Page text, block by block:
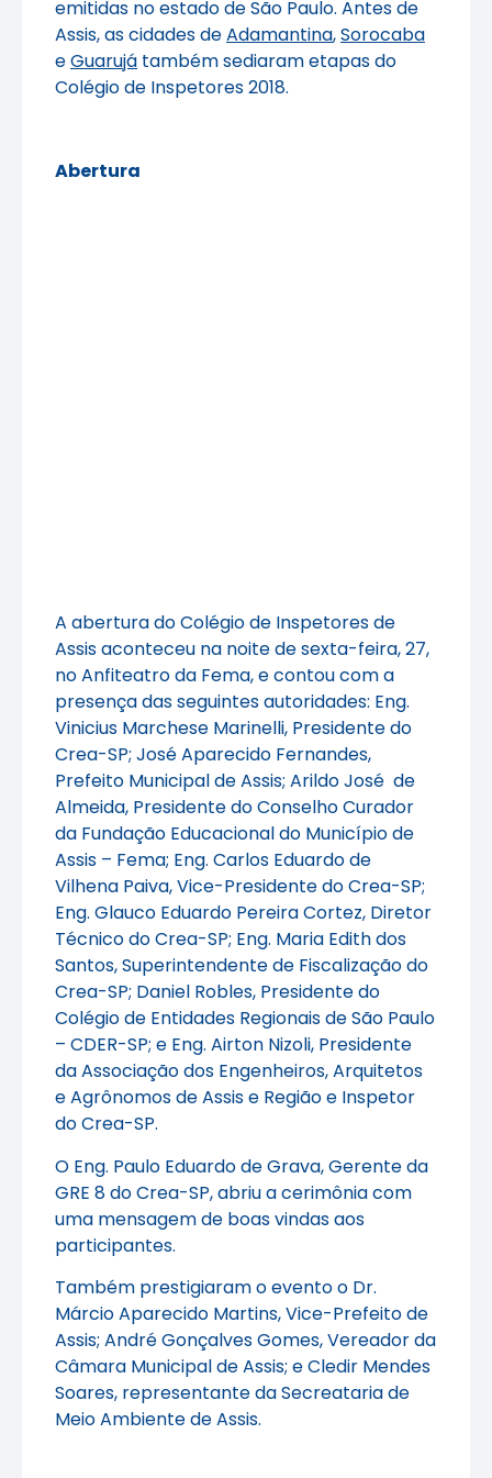
emitidas no estado de São Paulo. Antes de
Assis, as cidades deAdamantina,Sorocaba
eGuarujá também sediaram etapas do
Colégio de Inspetores 2018.
Abertura
A abertura do Colégio de Inspetores de
Assis aconteceu na noite de sexta-feira, 27,
no Anfiteatro da Fema, e contou com a
presença das seguintes autoridades: Eng.
Vinicius Marchese Marinelli, Presidente do
Crea-SP; José Aparecido Fernandes,
Prefeito Municipal de Assis; Arildo José de
Almeida, Presidente do Conselho Curador
da Fundação Educacional do Município de
Assis – Fema; Eng. Carlos Eduardo de
Vilhena Paiva, Vice-Presidente do Crea-SP;
Eng. Glauco Eduardo Pereira Cortez, Diretor
Técnico do Crea-SP; Eng. Maria Edith dos
Santos, Superintendente de Fiscalização do
Crea-SP; Daniel Robles, Presidente do
Colégio de Entidades Regionais de São Paulo
– CDER-SP; e Eng. Airton Nizoli, Presidente
da Associação dos Engenheiros, Arquitetos
e Agrônomos de Assis e Região e Inspetor
do Crea-SP.
O Eng. Paulo Eduardo de Grava, Gerente da
GRE 8 do Crea-SP, abriu a cerimônia com
uma mensagem de boas vindas aos
participantes.
Também prestigiaram o evento o Dr.
Márcio Aparecido Martins, Vice-Prefeito de
Assis; André Gonçalves Gomes, Vereador da
Câmara Municipal de Assis; e Cledir Mendes
Soares, representante da Secreataria de
Meio Ambiente de Assis.